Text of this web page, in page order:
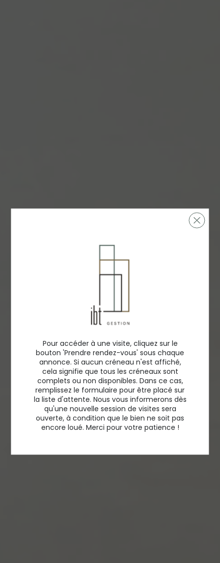
Pour accéder à une visite, cliquez sur le
bouton 'Prendre rendez-vous' sous chaque
annonce. Si aucun créneau n'est affiché,
cela signifie que tous les créneaux sont
complets ou non disponibles. Dans ce cas,
remplissez le formulaire pour être placé sur
la liste d'attente. Nous vous informerons dès
qu'une nouvelle session de visites sera
ouverte, à condition que le bien ne soit pas
encore loué. Merci pour votre patience !